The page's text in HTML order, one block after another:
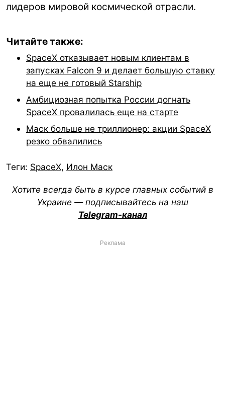
лидеров мировой космической отрасли.
Читайте также:
SpaceX отказывает новым клиентам в
запусках Falcon 9 и делает большую ставку
на еще не готовый Starship
Амбициозная попытка России догнать
SpaceX провалилась еще на старте
Маск больше не триллионер: акции SpaceX
резко обвалились
Теги: SpaceX, Илон Маск
Хотите всегда быть в курсе главных событий в
Украине — подписывайтесь на наш
Telegram-канал
Реклама